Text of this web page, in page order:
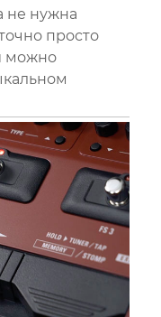
не нужна
просто
можно